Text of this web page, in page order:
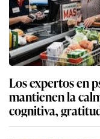
Los expertos en
mantienen la
cognitiva,